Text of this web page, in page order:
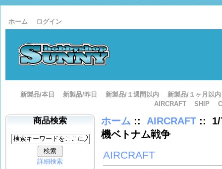
ホーム ログイン
新製品/本日 新製品/昨日 新製品/１週間以内
新製品/１ヶ月以内
AIRCRAFT
SHIP
商品検索
詳細検索
ホーム :: AIRCRAFT :: 1/
機ベトナム戦争
AIRCRAFT